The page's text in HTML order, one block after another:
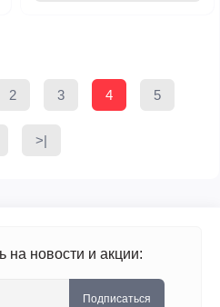
2 3 4 5
>|
на новости и акции:
Подписаться